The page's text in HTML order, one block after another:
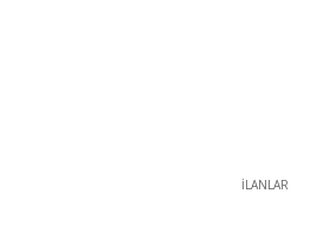
İLANLAR